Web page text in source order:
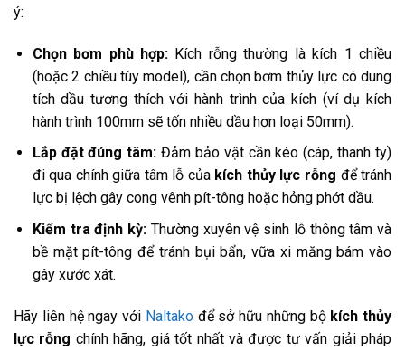
ý:
Chọn bơm phù hợp: Kích rỗng thường là kích 1 chiều
(hoặc 2 chiều tùy model), cần chọn bơm thủy lực có dung
tích dầu tương thích với hành trình của kích (ví dụ kích
hành trình 100mm sẽ tốn nhiều dầu hơn loại 50mm).
Lắp đặt đúng tâm: Đảm bảo vật cần kéo (cáp, thanh ty)
đi qua chính giữa tâm lỗ của kích thủy lực rỗng để tránh
lực bị lệch gây cong vênh pít-tông hoặc hỏng phớt dầu.
Kiểm tra định kỳ: Thường xuyên vệ sinh lỗ thông tâm và
bề mặt pít-tông để tránh bụi bẩn, vữa xi măng bám vào
gây xước xát.
Hãy liên hệ ngay với Naltakođể sở hữu những bộ kích thủy
lực rỗng chính hãng, giá tốt nhất và được tư vấn giải pháp